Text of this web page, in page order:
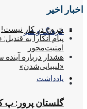
فرهنگ و هنر
یادداشت
اخبار اخیر
خروج در کار نیست!
پیام آنکارا به
امنیت‌محور
هشدار درباره
«لیبیایی‌شدن»
گلستان پرور: